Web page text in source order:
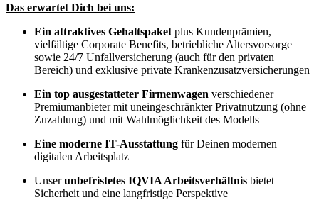
Das erwartet Dich bei uns:
Ein attraktives Gehaltspaket plus Kundenprämien,
vielfältige Corporate Benefits, betriebliche Altersvorsorge
sowie 24/7 Unfallversicherung (auch für den privaten
Bereich) und exklusive private Krankenzusatzversicherungen
Ein top ausgestatteter Firmenwagen verschiedener
Premiumanbieter mit uneingeschränkter Privatnutzung (ohne
Zuzahlung) und mit Wahlmöglichkeit des Modells
Eine moderne IT-Ausstattung für Deinen modernen
digitalen Arbeitsplatz
Unserunbefristetes IQVIA Arbeitsverhältnis bietet
Sicherheit und eine langfristige Perspektive